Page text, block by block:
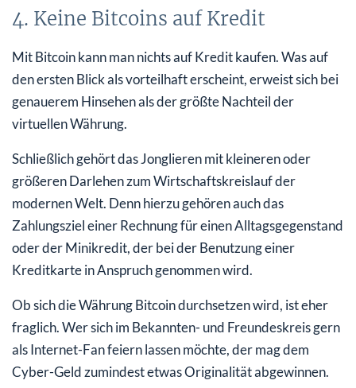
4. Keine Bitcoins auf Kredit
Mit Bitcoin kann man nichts auf Kredit kaufen. Was auf
den ersten Blick als vorteilhaft erscheint, erweist sich bei
genauerem Hinsehen als der größte Nachteil der
virtuellen Währung.
Schließlich gehört das Jonglieren mit kleineren oder
größeren Darlehen zum Wirtschaftskreislauf der
modernen Welt. Denn hierzu gehören auch das
Zahlungsziel einer Rechnung für einen Alltagsgegenstand
oder der Minikredit, der bei der Benutzung einer
Kreditkarte in Anspruch genommen wird.
Ob sich die Währung Bitcoin durchsetzen wird, ist eher
fraglich. Wer sich im Bekannten- und Freundeskreis gern
als Internet-Fan feiern lassen möchte, der mag dem
Cyber-Geld zumindest etwas Originalität abgewinnen.